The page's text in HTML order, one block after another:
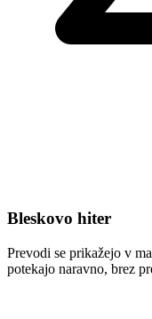
Bleskovo hiter
Prevodi se prikažejo v
potekajo naravno, brez